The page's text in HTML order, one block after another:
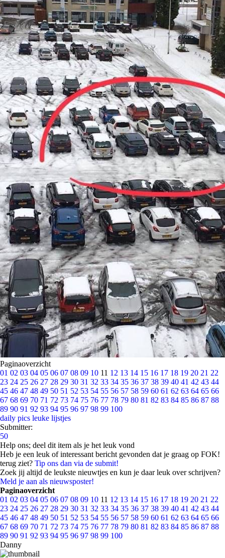
Paginaoverzicht
01 02 03 04 05 06 07 08 09 10 11 12 13 14 15 16 17 18 19 20 21 22
23 24 25 26 27 28 29 30 31 32 33 34 35 36 37 38 39 40 41 42 43 44
45 46 47 48 49 50 51 52 53 54 55 56 57 58 59 60 61 62 63 64 65 66
67 68 69 70 71 72 73 74 75 76 77 78 79 80 81 82 83 84 85 86 87 88
89 90 91 92 93 94 95 96 97 98 99 100
daily pics leuke lijstjes
Submitter:
50
Help ons; deel dit item als je het leuk vond
Heb je een leuk of interessant bericht gevonden dat je graag op FOK!
terug ziet? Tip ons dan via de submit!
Zoek jij altijd de leukste nieuwtjes en kun je daar leuk over schrijven?
Meld je aan als nieuwsposter!
Paginaoverzicht
01 02 03 04 05 06 07 08 09 10 11 12 13 14 15 16 17 18 19 20 21 22
23 24 25 26 27 28 29 30 31 32 33 34 35 36 37 38 39 40 41 42 43 44
45 46 47 48 49 50 51 52 53 54 55 56 57 58 59 60 61 62 63 64 65 66
67 68 69 70 71 72 73 74 75 76 77 78 79 80 81 82 83 84 85 86 87 88
89 90 91 92 93 94 95 96 97 98 99 100
Danny